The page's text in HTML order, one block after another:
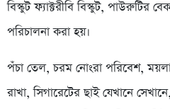
বিস্কুট ফ্যাক্টরীবি বিস্কুট, পাউরুটির
পরিচালনা করা হয়।
পঁচা তেল, চরম নোংরা পরিবেশ,
রাখা, সিগারেটের ছাই যেখানে